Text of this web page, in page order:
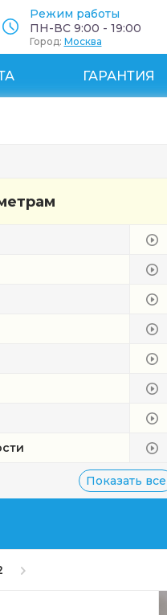
Режим работы
ПН-ВС 9:00 - 19:00
Город: Москва
ГАРАНТИЯ
Показать все